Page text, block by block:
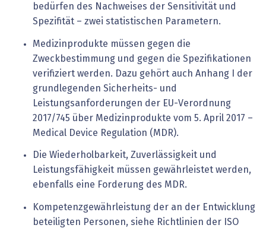
bedürfen des Nachweises der Sensitivität und
Spezifität – zwei statistischen Parametern.
Medizinprodukte müssen gegen die
Zweckbestimmung und gegen die Spezifikationen
verifiziert werden. Dazu gehört auch Anhang I der
grundlegenden Sicherheits- und
Leistungsanforderungen der EU-Verordnung
2017/745 über ­Medizinprodukte vom 5. April 2017 –
Medical Device Regulation (MDR).
Die Wiederholbarkeit, Zuverlässigkeit und
Leistungsfähigkeit müssen gewährleistet werden,
ebenfalls eine Forderung des MDR.
Kompetenzgewährleistung der an der Entwicklung
beteiligten Personen, siehe Richtlinien der ISO